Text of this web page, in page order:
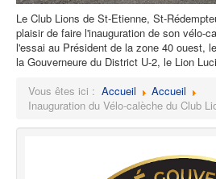
Le Club Lions de St-Etienne, St-
plaisir de faire l'inauguration de son vélo-
l'essai au Président de la zone 40 ouest,
la Gouverneure du District U-2, le Lion
Vous êtes ici : Accueil
Accueil
Inauguration du Vélo-calèche du Club